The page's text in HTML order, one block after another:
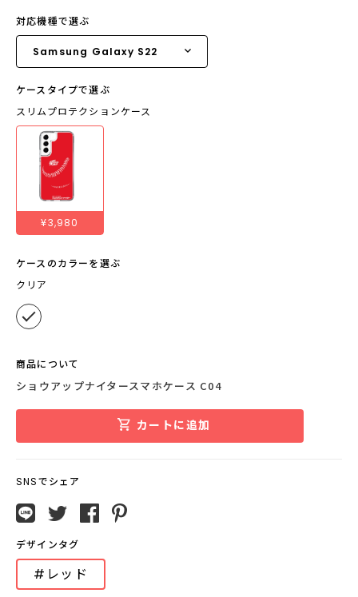
対応機種で選ぶ
ケースタイプで選ぶ
スリムプロテクションケース
¥3,980
ケースのカラーを選ぶ
クリア
商品について
ショウアップナイタースマホケース C04
カートに追加
SNSでシェア
デザインタグ
#レッド